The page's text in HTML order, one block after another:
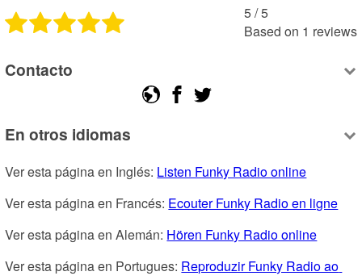
5 /5
Based on 1 reviews
Contacto
En otros idiomas
Ver esta página en Inglés: Listen Funky Radio online
Ver esta página en Francés: Ecouter Funky Radio en ligne
Ver esta página en Alemán: Hören Funky Radio online
Ver esta página en Portugues: Reproduzir Funky Radio ao